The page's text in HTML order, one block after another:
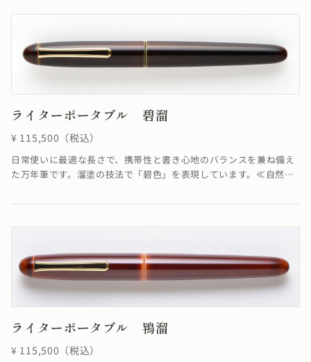
ライターポータブル 碧溜
¥ 115,500（税込）
日常使いに最適な長さで、携帯性と書き心地のバランスを兼ね備え
た万年筆です。溜塗の技法で「碧色」を表現しています。≪自然素
ございます≫
ライターポータブル 鴇溜
¥ 115,500（税込）